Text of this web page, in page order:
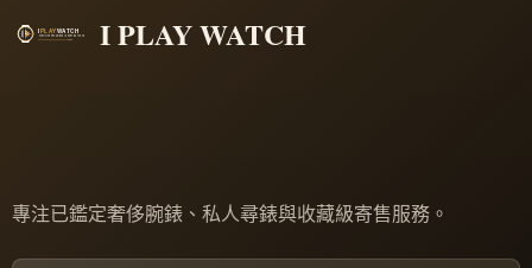
I PLAY WATCH
專注已鑑定奢侈腕錶、私人尋錶與收藏級寄售服務。